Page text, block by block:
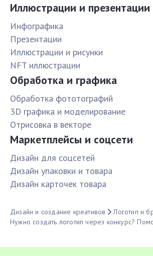
Иллюстрации и презентации
Инфографика
Презентации
Иллюстрации и рисунки
NFT иллюстрации
Обработка и графика
Обработка фототографий
3D графика и моделирование
Отрисовка в векторе
Маркетплейсы и соцсети
Дизайн для соцсетей
Дизайн упаковки и товара
Дизайн карточек товара
Дизайн и создание креативов
Логотип и
Нужно создать логотип через конкурс?